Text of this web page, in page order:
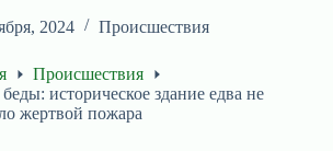
2024 Происшествия
Происшествия
историческое здание едва не
жертвой пожара